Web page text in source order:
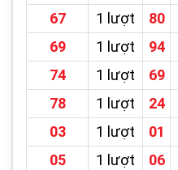
67
1 lượt 80
69
1 lượt 94
74
1 lượt 69
78
1 lượt 24
03
1 lượt 01
05
1 lượt 06